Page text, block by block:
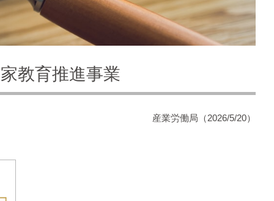
教育推進事業
産業労働局（2026/5/20）